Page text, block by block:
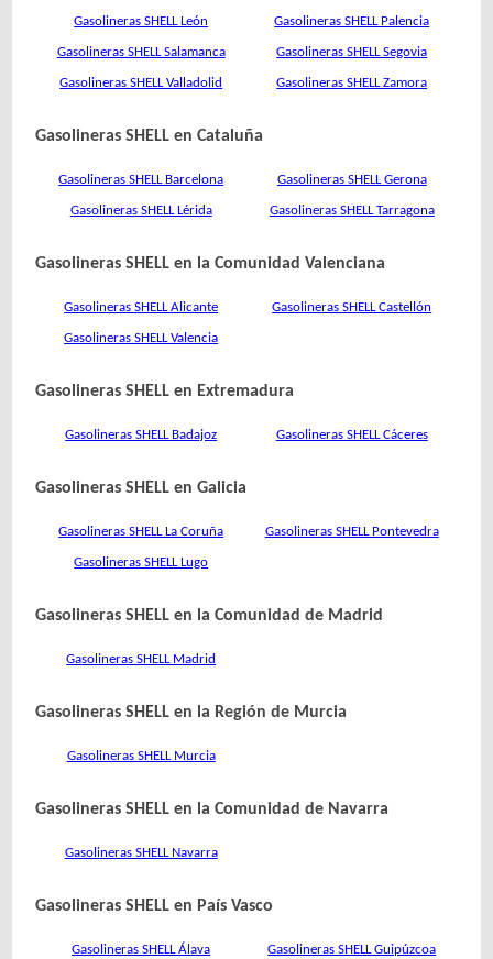
Gasolineras SHELL León Gasolineras SHELL Palencia
Gasolineras SHELL Salamanca Gasolineras SHELL Segovia
Gasolineras SHELL Valladolid Gasolineras SHELL Zamora
Gasolineras SHELL en Cataluña
Gasolineras SHELL Barcelona Gasolineras SHELL Gerona
Gasolineras SHELL Lérida Gasolineras SHELL Tarragona
Gasolineras SHELL en la Comunidad Valenciana
Gasolineras SHELL Alicante Gasolineras SHELL Castellón
Gasolineras SHELL Valencia
Gasolineras SHELL en Extremadura
Gasolineras SHELL Badajoz Gasolineras SHELL Cáceres
Gasolineras SHELL en Galicia
Gasolineras SHELL La Coruña Gasolineras SHELL Pontevedra
Gasolineras SHELL Lugo
Gasolineras SHELL en la Comunidad de Madrid
Gasolineras SHELL Madrid
Gasolineras SHELL en la Región de Murcia
Gasolineras SHELL Murcia
Gasolineras SHELL en la Comunidad de Navarra
Gasolineras SHELL Navarra
Gasolineras SHELL en País Vasco
Gasolineras SHELL Álava Gasolineras SHELL Guipúzcoa